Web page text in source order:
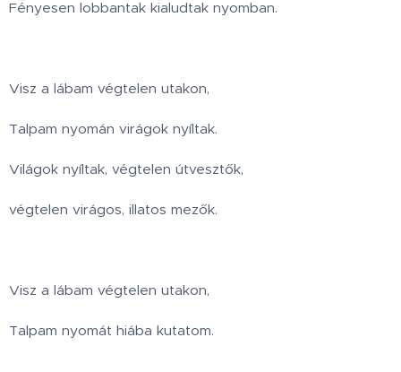
Fényesen lobbantak kialudtak nyomban.
Visz a lábam végtelen utakon,
Talpam nyomán virágok nyíltak.
Világok nyíltak, végtelen útvesztők,
végtelen virágos, illatos mezők.
Visz a lábam végtelen utakon,
Talpam nyomát hiába kutatom.